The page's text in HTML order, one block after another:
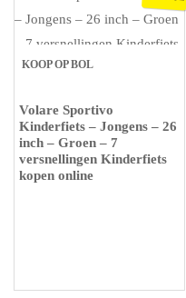
KOOP OP BOL
Volare Sportivo
Kinderfiets – Jongens – 26
inch – Groen – 7
versnellingen Kinderfiets
kopen online